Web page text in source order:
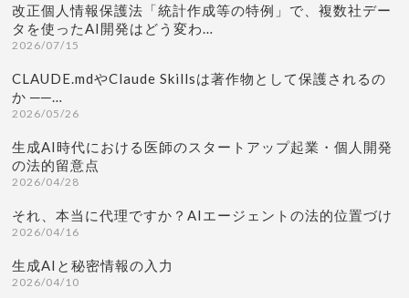
改正個人情報保護法「統計作成等の特例」で、複数社デー
タを使ったAI開発はどう変わ…
2026/07/15
CLAUDE.mdやClaude Skillsは著作物として保護されるの
か ──…
2026/05/26
生成AI時代における医師のスタートアップ起業・個人開発
の法的留意点
2026/04/28
それ、本当に代理ですか？AIエージェントの法的位置づけ
2026/04/16
生成AIと秘密情報の入力
2026/04/10